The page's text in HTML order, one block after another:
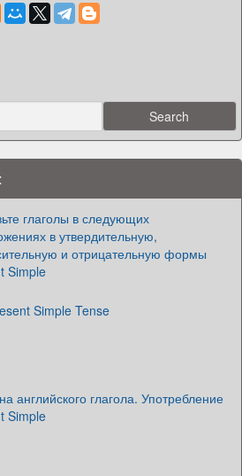
глаголы в следующих
в утвердительную,
и отрицательную формы
Simple
Simple Tense
английского глагола. Употребление
Simple